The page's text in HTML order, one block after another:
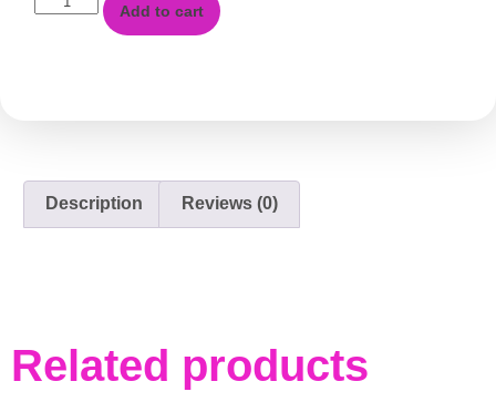
Add to cart
Description Reviews (0)
Related products